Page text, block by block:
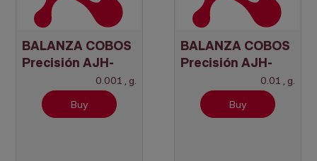
BALANZA COBOS
Precisión AJH-
Verificada
0.001 , g.
Buy
BALANZA COBOS
Precisión AJH-
Verificada
0.01 , g.
Buy